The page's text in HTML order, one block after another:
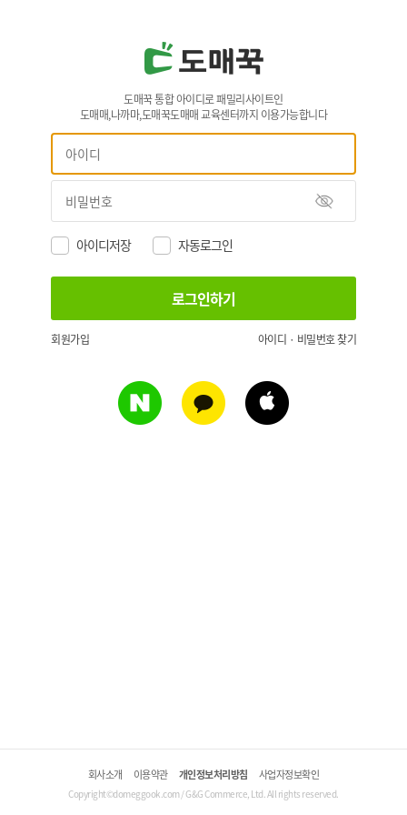
도매꾹 통합 아이디로 패밀리사이트인
도매매,나까마,도매꾹도매매 교육센터까지 이용가능합니다
아이디저장 자동로그인
회원가입 아이디 · 비밀번호 찾기
회사소개 이용약관 개인정보처리방침 사업자정보확인
Copyright©domeggook.com / G&G Commerce, Ltd. All rights reserved.